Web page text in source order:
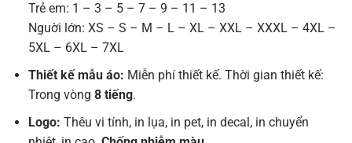
Trẻ em: 1 – 3 – 5 – 7 – 9 – 11 – 13
Nguời lớn: XS – S – M – L – XL – XXL – XXXL – 4XL –
5XL – 6XL – 7XL
Thiết kế mẫu áo: Miễn phí thiết kế. Thời gian thiết kế:
Trong vòng 8 tiếng.
Logo: Thêu vi tính, in lụa, in pet, in decal, in chuyển